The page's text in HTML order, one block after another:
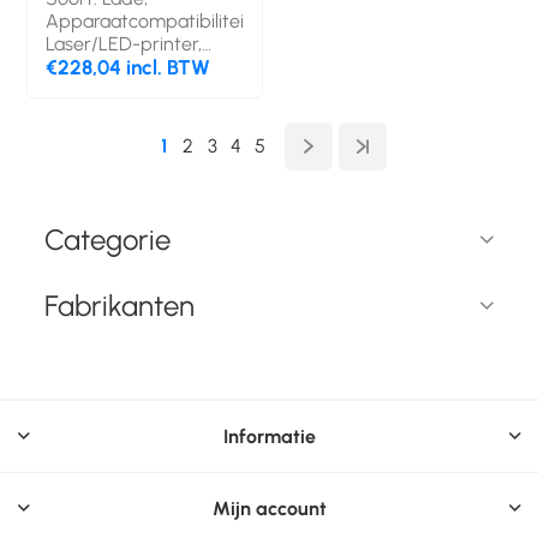
Categorie
Fabrikanten
Apparaatcompatibiliteit:
Laser/LED-printer,
Merkcompatibiliteit:
L8360CDW, HL-
L9310CDW, HL-
L9570CDW, MFC-
L9570CDWT, Kleur van
€228,04 incl. BTW
1 2 3 4 5
Informatie
Mijn account